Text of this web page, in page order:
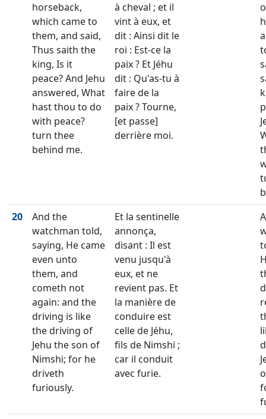
horseback,
which came to
them, and said,
Thus saith the
king, Is it
peace? And Jehu
answered, What
hast thou to do
with peace?
turn thee
behind me.
à cheval ; et il
vint à eux, et
dit : Ainsi dit le
roi : Est-ce la
paix ? Et Jéhu
dit : Qu'as-tu à
faire de la
paix ? Tourne,
[et passe]
derrière moi.
20
And the
watchman told,
saying, He came
even unto
them, and
cometh not
again: and the
driving is like
the driving of
Jehu the son of
Nimshi; for he
driveth
furiously.
Et la sentinelle
annonça,
disant : Il est
venu jusqu'à
eux, et ne
revient pas. Et
la manière de
conduire est
celle de Jéhu,
fils de Nimshi ;
car il conduit
avec furie.